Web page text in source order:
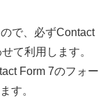
で、必ずContact
て利用します。
Form 7のフォー
す。